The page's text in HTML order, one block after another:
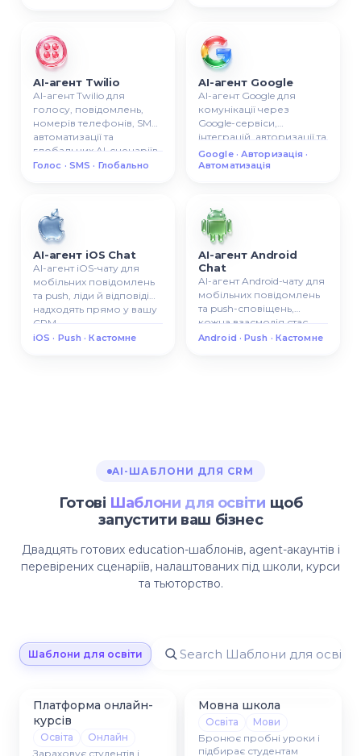
AI-агент Twilio
AI-агент Twilio для
голосу, повідомлень,
номерів телефонів, SMS-
автоматизації та
глобальних AI-сценаріїв
комунікації.
Голос · SMS · Глобально
AI-агент Google
AI-агент Google для
комунікації через
Google-сервіси,
інтеграцій, авторизації та
AI-автоматизації бізнесу.
Google · Авторизація ·
Автоматизація
AI-агент iOS Chat
AI-агент iOS-чату для
мобільних повідомлень
та push, ліди й відповіді
надходять прямо у вашу
CRM.
iOS · Push · Кастомне
AI-агент Android
Chat
AI-агент Android-чату для
мобільних повідомлень
та push-сповіщень,
кожна взаємодія стає
відстежуваним лідом у
Android · Push · Кастомне
AI-ШАБЛОНИ ДЛЯ CRM
Готові Шаблони для освіти щоб
запустити ваш бізнес
Двадцять готових education-шаблонів, agent-акаунтів і
перевірених сценаріїв, налаштованих під школи, курси
та тьюторство.
Шаблони для освіти
Платформа онлайн-
курсів
Освіта
Онлайн
Зараховує студентів і
Мовна школа
Освіта
Мови
Бронює пробні уроки і
підбирає студентам